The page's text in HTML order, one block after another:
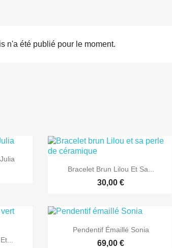
n'a été publié pour le moment.
 Aperçu rapide
Bracelet Brun Lilou Et Sa...
30,00 €
 Aperçu rapide
Pendentif Émaillé Sonia
69,00 €